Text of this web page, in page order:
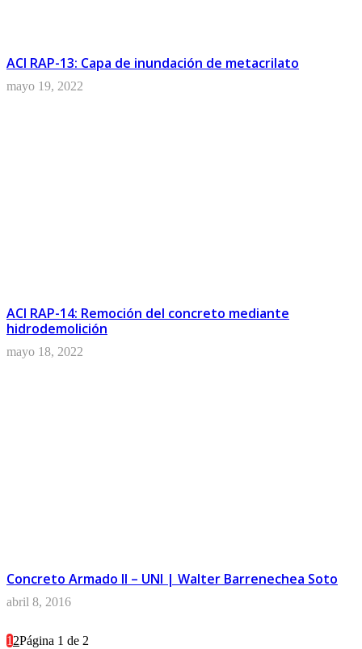
ACI RAP-13: Capa de inundación de metacrilato
mayo 19, 2022
ACI RAP-14: Remoción del concreto mediante
hidrodemolición
mayo 18, 2022
Concreto Armado II – UNI | Walter Barrenechea Soto
abril 8, 2016
12Página 1 de 2